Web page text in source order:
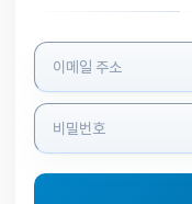
로그인 정보 입력